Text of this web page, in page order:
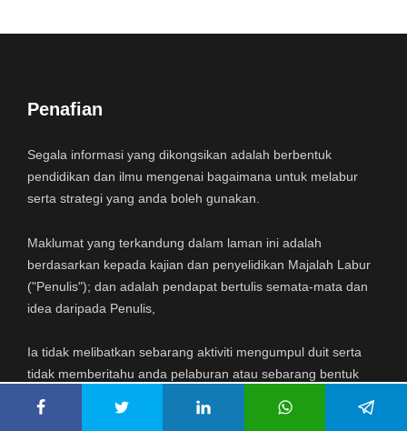
Penafian
Segala informasi yang dikongsikan adalah berbentuk
pendidikan dan ilmu mengenai bagaimana untuk melabur
serta strategi yang anda boleh gunakan.
Maklumat yang terkandung dalam laman ini adalah
berdasarkan kepada kajian dan penyelidikan Majalah Labur
("Penulis"); dan adalah pendapat bertulis semata-mata dan
idea daripada Penulis,
Ia tidak melibatkan sebarang aktiviti mengumpul duit serta
tidak memberitahu anda pelaburan atau sebarang bentuk
tindakan atau keputusan untuk melabur adalah keputusan